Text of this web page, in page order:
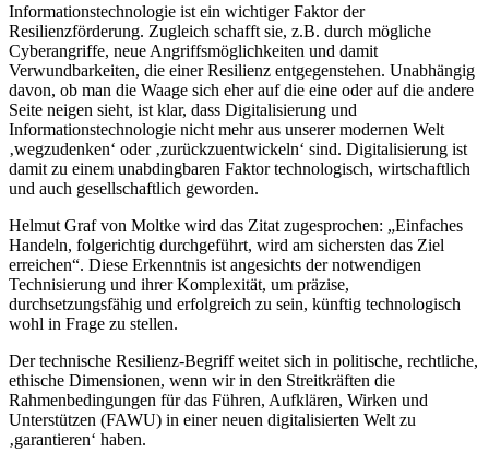
Informationstechnologie ist ein wichtiger Faktor der
Resilienzförderung. Zugleich schafft sie, z.B. durch mögliche
Cyberangriffe, neue Angriffsmöglichkeiten und damit
Verwundbarkeiten, die einer Resilienz entgegenstehen. Unabhängig
davon, ob man die Waage sich eher auf die eine oder auf die andere
Seite neigen sieht, ist klar, dass Digitalisierung und
Informationstechnologie nicht mehr aus unserer modernen Welt
‚wegzudenken‘ oder ‚zurückzuentwickeln‘ sind. Digitalisierung ist
damit zu einem unabdingbaren Faktor technologisch, wirtschaftlich
und auch gesellschaftlich geworden.
Helmut Graf von Moltke wird das Zitat zugesprochen: „Einfaches
Handeln, folgerichtig durchgeführt, wird am sichersten das Ziel
erreichen“. Diese Erkenntnis ist angesichts der notwendigen
Technisierung und ihrer Komplexität, um präzise,
durchsetzungsfähig und erfolgreich zu sein, künftig technologisch
wohl in Frage zu stellen.
Der technische Resilienz-Begriff weitet sich in politische, rechtliche,
ethische Dimensionen, wenn wir in den Streitkräften die
Rahmenbedingungen für das Führen, Aufklären, Wirken und
Unterstützen (FAWU) in einer neuen digitalisierten Welt zu
‚garantieren‘ haben.